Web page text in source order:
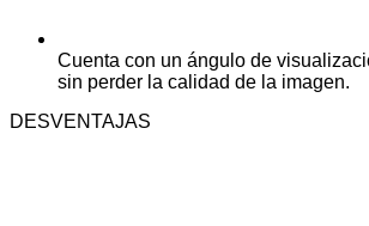
Cuenta con un ángulo de
sin perder la calidad de la imagen.
DESVENTAJAS